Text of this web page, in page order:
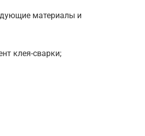
материалы и
клея-сварки;